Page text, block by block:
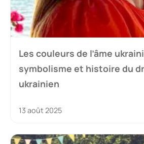
Les couleurs de l’âme
symbolisme et histoire du
ukrainien
13 août 2025